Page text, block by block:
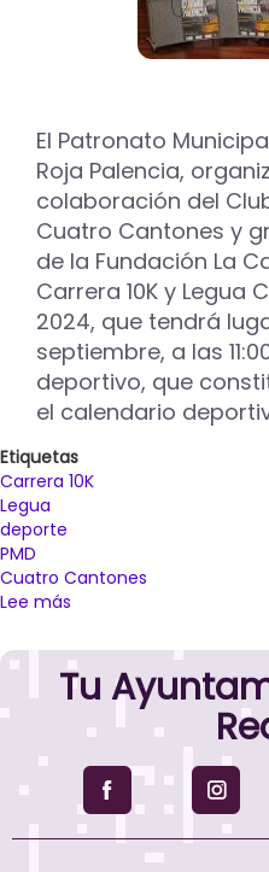
El Patronato
Roja Palencia,
colaboración del
Cuatro Cantones y
de la Fundación La
Carrera 10K y Legua
2024, que tendrá
septiembre, a las
deportivo, que
el calendario
Etiquetas
Carrera 10K
Legua
deporte
PMD
Cuatro Cantones
Lee más
se
prepara
para
domingo
Carrera
10K
Tu